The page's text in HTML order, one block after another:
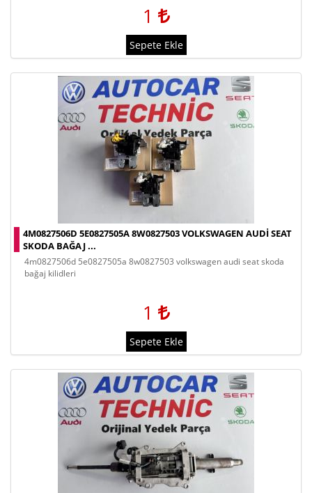
1
Sepete Ekle
4M0827506D 5E0827505A 8W0827503 VOLKSWAGEN AUDI SEAT
SKODA BAĞAJ ...
4m0827506d 5e0827505a 8w0827503 volkswagen audi seat skoda
bağaj kilidleri
1
Sepete Ekle